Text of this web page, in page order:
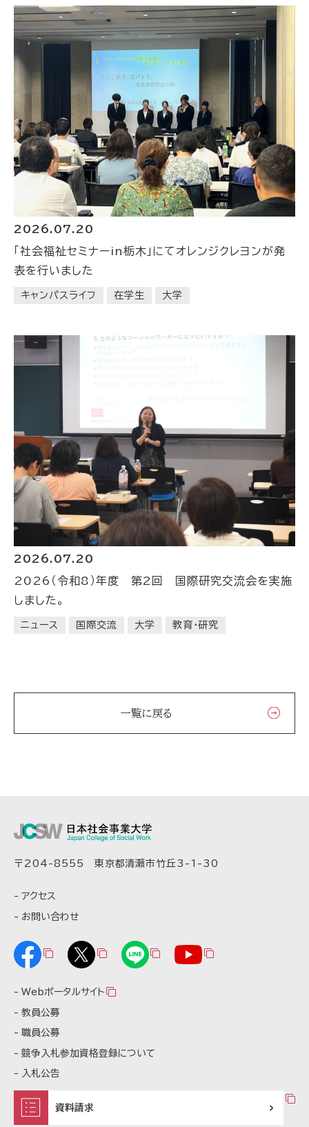
2026.07.20
「社会福祉セミナーin栃木」にてオレンジクレヨンが発
表を行いました
キャンパスライフ 在学生 大学
2026.07.20
2026（令和8）年度 第2回 国際研究交流会を実施
しました。
ニュース 国際交流 大学 教育・研究
一覧に戻る
〒204-8555 東京都清瀬市竹丘3-1-30
アクセス
お問い合わせ
Webポータルサイト
教員公募
職員公募
競争入札参加資格登録について
入札公告
資料請求